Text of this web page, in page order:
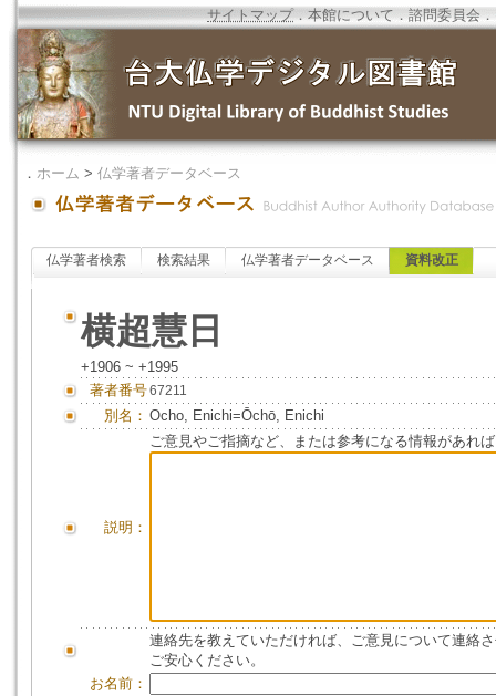
サイトマップ．本館について ．諮問委員会 ．
． ホーム > 仏学著者データベース
仏学著者検索 検索結果 仏学著者データベース 資料改正
横超慧日
+1906 ~ +1995
著者番号67211
別名： Ocho, Enichi=Ōchō, Enichi
説明：
ご意見やご指摘など、または参考になる情報があれ
連絡先を教えていただければ、ご意見について連絡
ご安心ください。
お名前：